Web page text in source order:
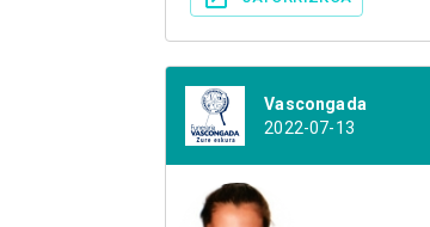
Vascongada
2022-07-13